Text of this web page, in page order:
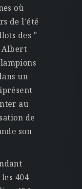
où
de l'été
des "
Albert
un
au
de
son
404